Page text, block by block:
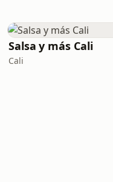
Salsa y más Cali
Cali